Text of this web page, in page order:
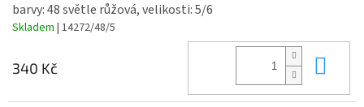
barvy: 48 světle růžová, velikosti: 5/6
Skladem | 14272/48/5
340 Kč